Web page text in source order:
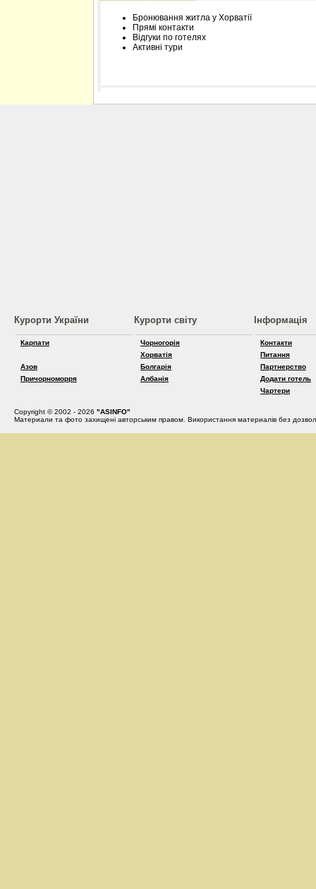
Бронювання житла у Хорватії
Прямі контакти
Відгуки по готелях
Активні тури
Розміщення інформації про готель на
Курорти України
Карпати
Азов
Причорноморря
Курорти світу
Чорногорія
Хорватія
Болгарія
Албанія
Інформація
Контакти
Питання
Партнерство
Додати готель
Чартери
Copyright © 2002 - 2026 "ASINFO"
Материали та фото захищені авторським правом. Використання материалів без